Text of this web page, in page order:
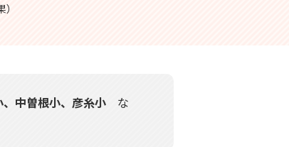
中曽根小、彦糸小 な